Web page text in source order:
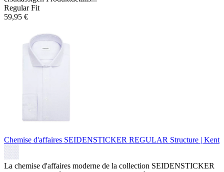
Regular Fit
59,95 €
Chemise d'affaires SEIDENSTICKER REGULAR Structure | Kent
La chemise d'affaires moderne de la collection SEIDENSTICKER